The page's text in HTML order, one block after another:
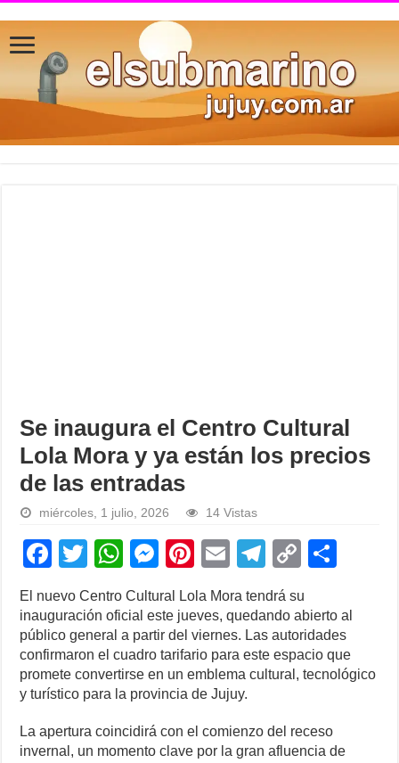
Se inaugura el Centro Cultural
Lola Mora y ya están los precios
de las entradas
miércoles, 1 julio, 2026 14 Vistas
F
c
e
b
o
o
k
T
wi
tt
er
W
h
at
s
A
p
p
M
e
ss
e
n
g
er
Pi
nt
er
e
st
E
ail
T
el
e
gr
a
C
p
y
Li
k
ar
e
El nuevo Centro Cultural Lola Mora tendrá su
inauguración oficial este jueves, quedando abierto al
público general a partir del viernes. Las autoridades
confirmaron el cuadro tarifario para este espacio que
promete convertirse en un emblema cultural, tecnológico
y turístico para la provincia de Jujuy.
La apertura coincidirá con el comienzo del receso
invernal, un momento clave por la gran afluencia de